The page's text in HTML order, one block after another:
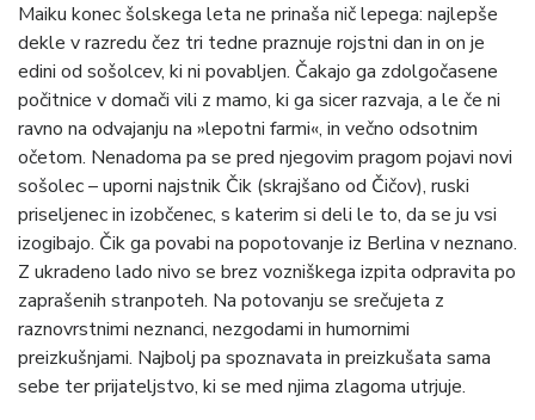
Maiku konec šolskega leta ne prinaša nič lepega: najlepše
dekle v razredu čez tri tedne praznuje rojstni dan in on je
edini od sošolcev, ki ni povabljen. Čakajo ga zdolgočasene
počitnice v domači vili z mamo, ki ga sicer razvaja, a le če ni
ravno na odvajanju na »lepotni farmi«, in večno odsotnim
očetom. Nenadoma pa se pred njegovim pragom pojavi novi
sošolec – uporni najstnik Čik (skrajšano od Čičov), ruski
priseljenec in izobčenec, s katerim si deli le to, da se ju vsi
izogibajo. Čik ga povabi na popotovanje iz Berlina v neznano.
Z ukradeno lado nivo se brez vozniškega izpita odpravita po
zaprašenih stranpoteh. Na potovanju se srečujeta z
raznovrstnimi neznanci, nezgodami in humornimi
preizkušnjami. Najbolj pa spoznavata in preizkušata sama
sebe ter prijateljstvo, ki se med njima zlagoma utrjuje.